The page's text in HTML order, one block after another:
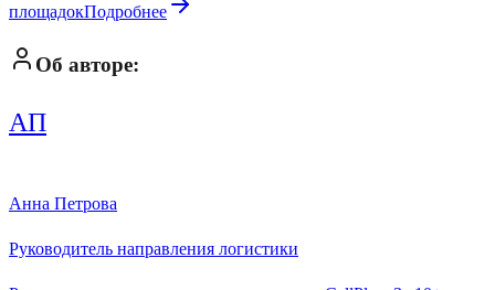
площадокПодробнее
Об авторе:
АП
Анна Петрова
Руководитель направления логистики